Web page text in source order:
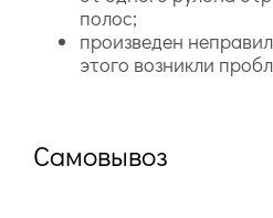
полос;
произведен
этого возникли
Самовывоз